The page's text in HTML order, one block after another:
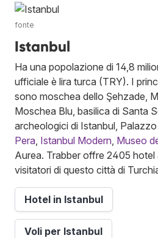
fonte
Istanbul
Ha una popolazione di 14,8
ufficiale è lira turca (TRY). I
sono moschea dello Şehzade,
Moschea Blu, basilica di Santa
archeologici di Istanbul, Palazzo
Pera Istanbul Modern Museo
Aurea. Trabber offre 2405 hotel
visitatori di questo città di
Hotel in Istanbul
Voli per Istanbul